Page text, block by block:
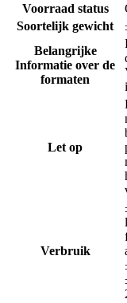
Voorraad status
Soortelijk gewicht
Belangrijke
Informatie over de
formaten
Let op
Verbruik